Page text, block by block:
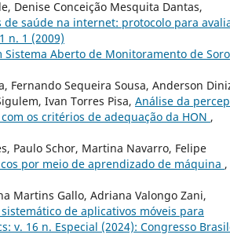
Denise Conceição Mesquita Dantas,
de saúde na internet: protocolo para
n. 1 (2009)
Sistema Aberto de Monitoramento de Soro
Fernando Sequeira Sousa, Anderson
Ivan Torres Pisa, Análise da
os critérios de adequação da HON ,
Paulo Schor, Martina Navarro, Felipe
por meio de aprendizado de máquina ,
Martins Gallo, Adriana Valongo Zani,
de aplicativos móveis para
v. 16 n. Especial (2024): Congresso